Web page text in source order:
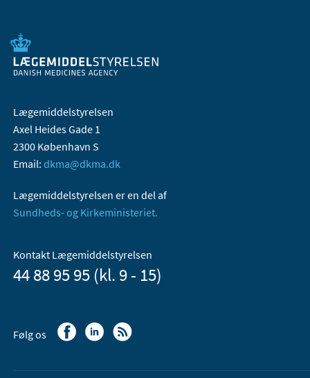
Lægemiddelstyrelsen
Axel Heides Gade 1
2300 København S
Email: dkma@dkma.dk
Lægemiddelstyrelsen er en del af
Sundheds- og Kirkeministeriet.
Kontakt Lægemiddelstyrelsen
44 88 95 95 (kl. 9 - 15)
Følg os